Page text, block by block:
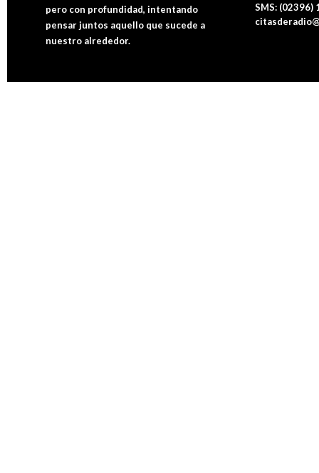
pero con profundidad, intentando
pensar juntos aquello que sucede a
nuestro alrededor.
SMS: (02396)